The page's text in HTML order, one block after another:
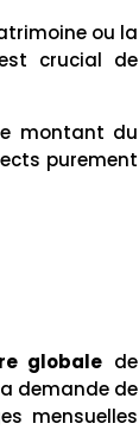
ou la
crucial de
montant du
purement
globale de
demande de
mensuelles